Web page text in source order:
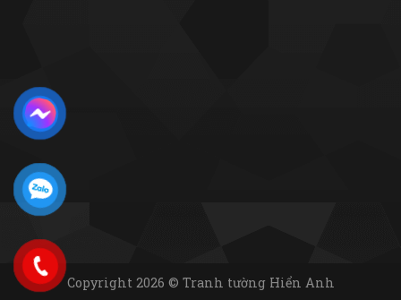
Copyright 2026 © Tranh tường Hiển Anh